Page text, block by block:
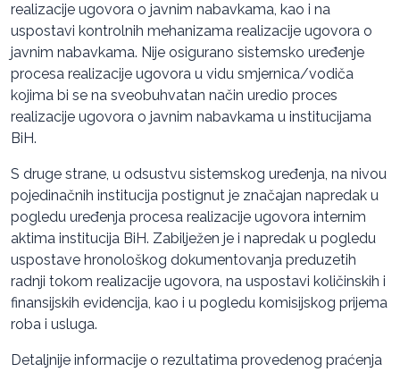
realizacije ugovora o javnim nabavkama, kao i na
uspostavi kontrolnih mehanizama realizacije ugovora o
javnim nabavkama. Nije osigurano sistemsko uređenje
procesa realizacije ugovora u vidu smjernica/vodiča
kojima bi se na sveobuhvatan način uredio proces
realizacije ugovora o javnim nabavkama u institucijama
BiH.
S druge strane, u odsustvu sistemskog uređenja, na nivou
pojedinačnih institucija postignut je značajan napredak u
pogledu uređenja procesa realizacije ugovora internim
aktima institucija BiH. Zabilježen je i napredak u pogledu
uspostave hronološkog dokumentovanja preduzetih
radnji tokom realizacije ugovora, na uspostavi količinskih i
finansijskih evidencija, kao i u pogledu komisijskog prijema
roba i usluga.
Detaljnije informacije o rezultatima provedenog praćenja